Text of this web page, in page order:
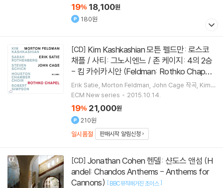
19% 18,100원
180원
[CD]
채플 / 사티: 그노시엔느 / 존 케이지: 4의 2승
- 킴 카쉬카시안 (Feldman: Rothko Chapel
/ Satie: Gnossienne / Cage: Four2)[마크 로스
코의 작품 사진 수록]
Erik Satie Morton Feldman John Cage 작곡 Kim
Kashkashian연주
ECM New series 2015.10.14.
19% 21,000원
210원
일시품절
판매시작 알림신청
[CD]
andel: Chandos Anthems - Anthems for
Cannons) [BBC뮤직매거진 초이스]